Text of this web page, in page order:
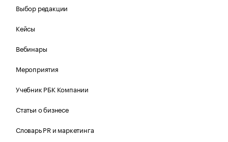
Выбор редакции
Кейсы
Вебинары
Мероприятия
Учебник РБК Компании
Статьи о бизнесе
Словарь PR и маркетинга